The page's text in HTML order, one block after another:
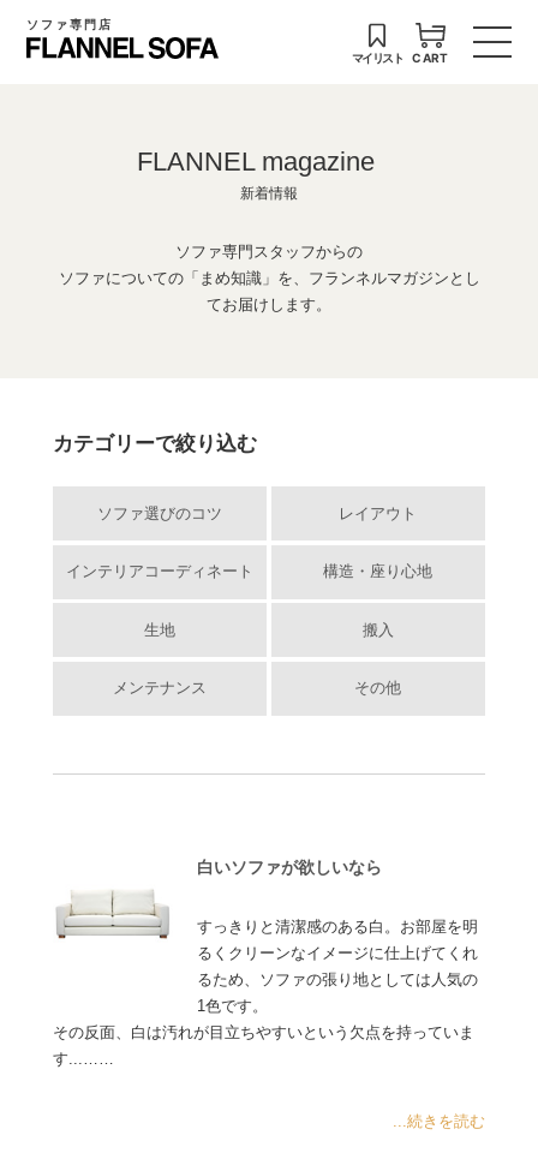
ソファ専門店
マイリスト CART
FLANNEL magazine
新着情報
ソファ専門スタッフからの
ソファについての「まめ知識」を、フランネルマガジンとし
てお届けします。
カテゴリーで絞り込む
ソファ選びのコツ レイアウト
インテリアコーディネート 構造・座り心地
生地 搬入
メンテナンス その他
白いソファが欲しいなら
すっきりと清潔感のある白。お部屋を明
るくクリーンなイメージに仕上げてくれ
るため、ソファの張り地としては人気の
1色です。
その反面、白は汚れが目立ちやすいという欠点を持っていま
す...……
...続きを読む